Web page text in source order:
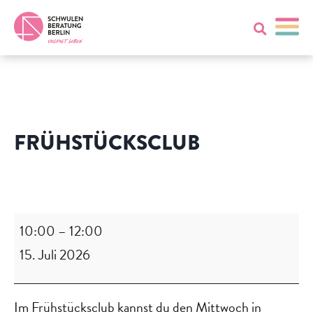
FRÜHSTÜCKSCLUB
10:00 – 12:00
15. Juli 2026
Im Frühstücksclub kannst du den Mittwoch in